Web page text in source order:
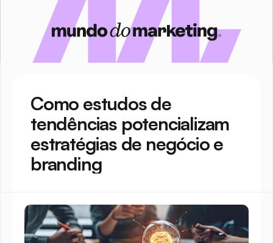
Como estudos de
tendências potencializam
estratégias de negócio e
branding